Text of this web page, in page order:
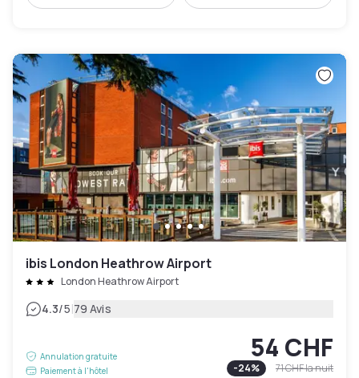
ibis London Heathrow Airport
London Heathrow Airport
4.3/5|79 Avis
Annulation gratuite
Paiement à l'hôtel
54 CHF
-24% 71 CHFla nuit